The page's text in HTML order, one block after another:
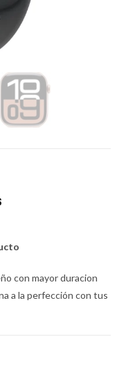
con mayor duracion
a la perfección con tus